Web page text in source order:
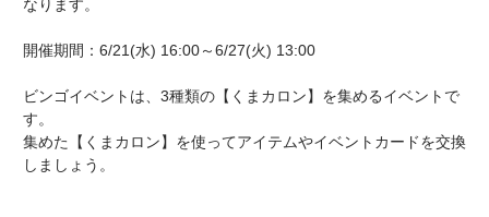
なります。
開催期間：6/21(水) 16:00～6/27(火) 13:00
ビンゴイベントは、3種類の【くまカロン】を集めるイベントで
す。
集めた【くまカロン】を使ってアイテムやイベントカードを交換
しましょう。